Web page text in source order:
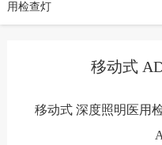
用检查灯
移动式
移动式 深度照明医用